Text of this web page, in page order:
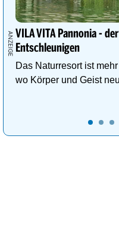
VILA VITA Pannonia -
Entschleunigen
Das Naturresort ist
wo Körper und Geist